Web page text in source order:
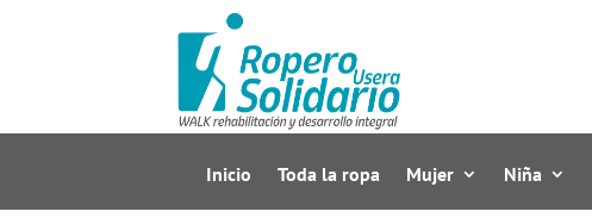
Inicio Toda la ropa Mujer Niña